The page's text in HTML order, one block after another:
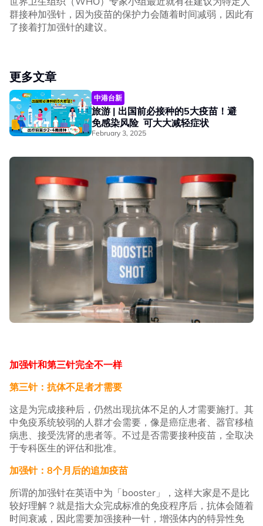
群接种加强针，因为疫苗的保护力会随着时间减弱，因此有
了接着打加强针的建议。
更多文章
中港台新
旅游 | 出国前必接种的5大疫苗！避
免感染风险 可大大减轻症状
February 3, 2025
加强针和第三针完全不一样
第三针：抗体不足者才需要
这是为完成接种后，仍然出现抗体不足的人才需要施打。其
中免疫系统较弱的人群才会需要，像是癌症患者、器官移植
病患、接受洗肾的患者等。不过是否需要接种疫苗，全取决
于专科医生的评估和批准。
加强针：8个月后的追加疫苗
所谓的加强针在英语中为「booster」，这样大家是不是比
较好理解？就是指大众完成标准的免疫程序后，抗体会随着
时间衰减，因此需要加强接种一针，增强体内的特异性免